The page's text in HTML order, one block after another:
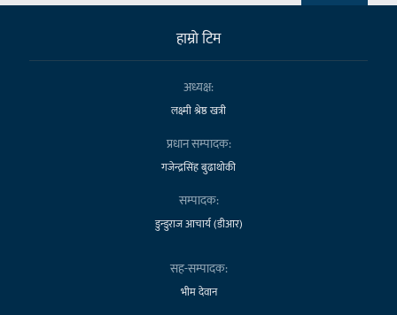
हाम्राे टिम
अध्यक्ष:
लक्ष्मी श्रेष्ठ खत्री
प्रधान सम्पादक:
गजेन्द्रसिंह बुढाथोकी
सम्पादक:
डुन्डुराज आचार्य (डीआर)
सह-सम्पादक:
भीम देवान